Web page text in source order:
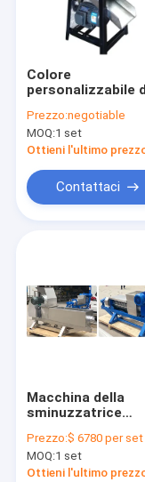
Colore
personalizzabile
dell'arachide della
macchina
della
Prezzo:negotiable
MOQ:1 set
Ottieni l'ultimo
Contattaci
Macchina della
sminuzzatrice
capacità del t/h di
industriali 0,5 - 1,5
per le verdure e la
Prezzo:$ 6780 per set
MOQ:1 set
Ottieni l'ultimo